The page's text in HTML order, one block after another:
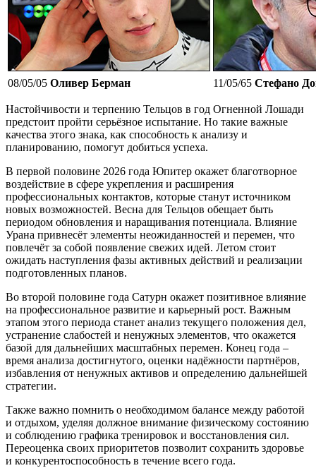
08/05/05 Оливер Берман 11/05/65 Стефано
Настойчивости и терпению Тельцов в год Огненной Лошади
предстоит пройти серьёзное испытание. Но такие важные
качества этого знака, как способность к анализу и
планированию, помогут добиться успеха.
В первой половине 2026 года Юпитер окажет благотворное
воздействие в сфере укрепления и расширения
профессиональных контактов, которые станут источником
новых возможностей. Весна для Тельцов обещает быть
периодом обновления и наращивания потенциала. Влияние
Урана привнесёт элементы неожиданностей и перемен, что
повлечёт за собой появление свежих идей. Летом стоит
ожидать наступления фазы активных действий и реализации
подготовленных планов.
Во второй половине года Сатурн окажет позитивное влияние
на профессиональное развитие и карьерный рост. Важным
этапом этого периода станет анализ текущего положения дел,
устранение слабостей и ненужных элементов, что окажется
базой для дальнейших масштабных перемен. Конец года –
время анализа достигнутого, оценки надёжности партнёров,
избавления от ненужных активов и определению дальнейшей
стратегии.
Также важно помнить о необходимом балансе между работой
и отдыхом, уделяя должное внимание физическому состоянию
и соблюдению графика тренировок и восстановления сил.
Переоценка своих приоритетов позволит сохранить здоровье
и конкурентоспособность в течение всего года.